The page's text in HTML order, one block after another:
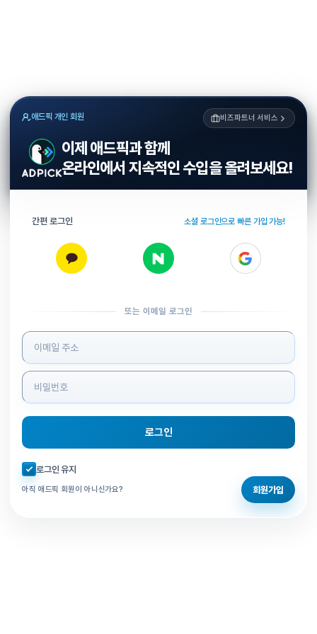
애드픽 개인 회원 비즈파트너 서비스
이제 애드픽과 함께
온라인에서 지속적인 수입을 올려보세요!
간편 로그인 소셜 로그인으로 빠른 가입 가능!
또는 이메일 로그인
로그인 정보 입력
로그인
자동로그인 체크
로그인 유지
아직 애드픽 회원이 아니신가요? 회원가입